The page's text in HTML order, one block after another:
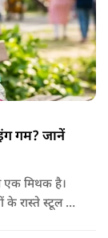
गम? जानें
एक मिथक है।
रास्ते स्टूल में